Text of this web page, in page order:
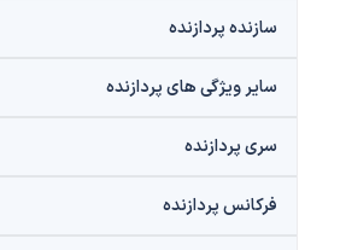
سازنده پردازنده
سایر ویژگی های پردازنده
سری پردازنده
فرکانس پردازنده